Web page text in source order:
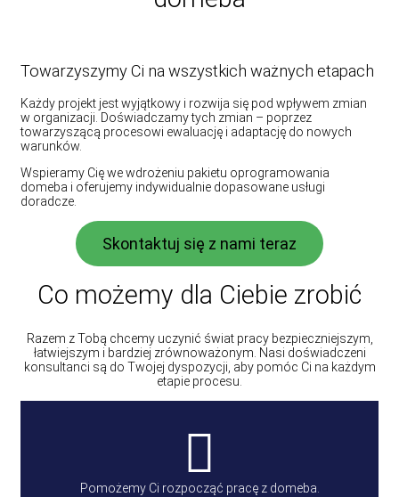
Towarzyszymy Ci na wszystkich ważnych etapach
Każdy projekt jest wyjątkowy i rozwija się pod wpływem zmian
w organizacji. Doświadczamy tych zmian – poprzez
towarzyszącą procesowi ewaluację i adaptację do nowych
warunków.
Wspieramy Cię we wdrożeniu pakietu oprogramowania
domeba i oferujemy indywidualnie dopasowane usługi
doradcze.
Skontaktuj się z nami teraz
Co możemy dla Ciebie zrobić
Razem z Tobą chcemy uczynić świat pracy bezpieczniejszym,
łatwiejszym i bardziej zrównoważonym. Nasi doświadczeni
konsultanci są do Twojej dyspozycji, aby pomóc Ci na każdym
etapie procesu.
Pomożemy Ci rozpocząć pracę z domeba.